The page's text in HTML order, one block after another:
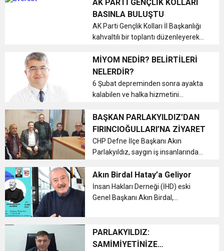
ayda bir yenilemek zorunda kaldığı
güzergah izin belgelerinin, ciddi
maddi ve manevi yük oluşturduğunu
söyl...
AK PARTİ GENÇLİK KOLLARI
BASINLA BULUŞTU
AK Parti Gençlik Kolları İl Başkanlığı
kahvaltılı bir toplantı düzenleyerek
gerçekleştirilecek kongre öncesinde
basın temsilcileriyle bir araya geldi.
...
MİYOM NEDİR? BELİRTİLERİ
NELERDİR?
6 Şubat depreminden sonra ayakta
kalabilen ve halka hizmetini
Palmiye Hastanesi'nin Kadın
Hastalıkları ve Doğum Uzmanı Op.
Dr. Akın Karaca, Miyom ve belirtileri
hakkınd...
BAŞKAN PARLAKYILDIZ’DAN
FIRINCIOĞULLARI’NA ZİYARET
CHP Defne İlçe Başkanı Akın
Parlakyıldız, saygın iş insanlarından
insanı Munip Fırıncıoğulları’nı
işyerinde ziyaret ederek yaklaşan
yerel seçimler ile ilgili istişarede bu...
Akın Birdal Hatay’a Geliyor
İnsan Hakları Derneği (İHD) eski
Genel Başkanı Akın Birdal,
PARLAKYILDIZ:
SAMİMİYETİNİZE